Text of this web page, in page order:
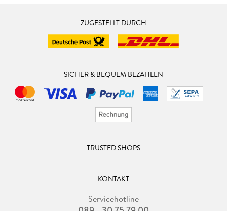
ZUGESTELLT DURCH
SICHER & BEQUEM BEZAHLEN
TRUSTED SHOPS
KONTAKT
Servicehotline